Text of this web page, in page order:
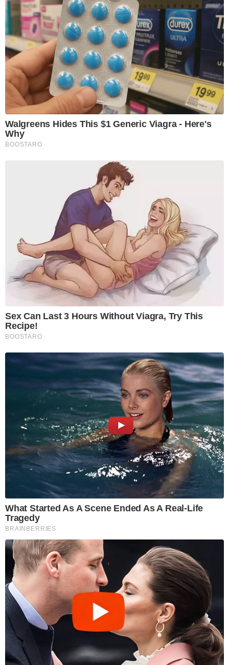
Walgreens Hides This $1 Generic Viagra - Here's
Why
BOOSTARO
Sex Can Last 3 Hours Without Viagra, Try This
Recipe!
BOOSTARO
What Started As A Scene Ended As A Real-Life
Tragedy
BRAINBERRIES